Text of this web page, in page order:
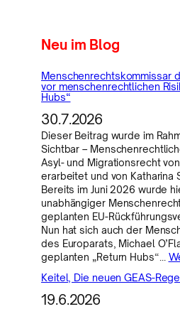
Neu im Blog
Menschenrechtskommissar
vor menschenrechtlichen
Hubs“
30.7.2026
Dieser Beitrag wurde im
Sichtbar –
Asyl- und Migrationsrecht
erarbeitet und von Katharina
Bereits im Juni 2026 wurde
unabhängiger
geplanten EU-
Nun hat sich auch der
des Europarats, Michael
geplanten „Return Hubs“…
Keitel, Die neuen GEAS-
19.6.2026